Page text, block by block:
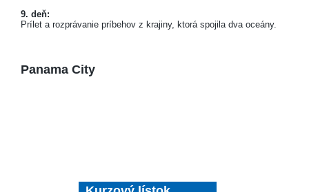
9. deň:
Prílet a rozprávanie príbehov z krajiny, ktorá spojila dva oceány.
Panama City